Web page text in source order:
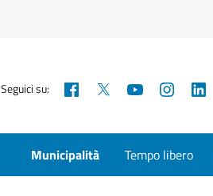
Seguici su: Facebook YouTube
Municipalità Tempo libero